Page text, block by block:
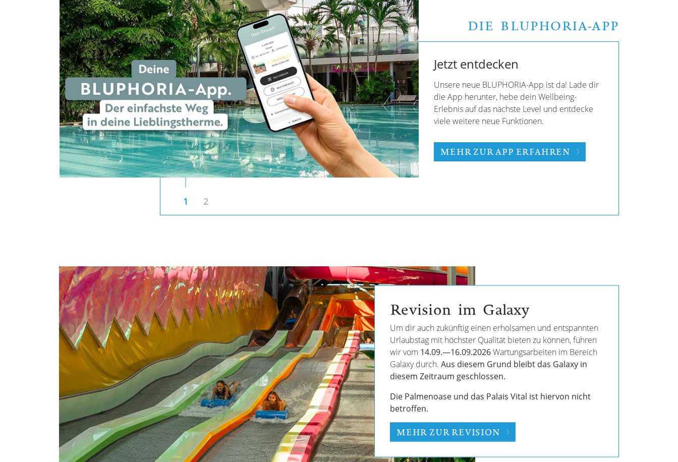
DIE BLUPHORIA-APP
1 2
MyBLUPHORIA Premium
Fühl dich entspannter, fokussierter und
energiegeladener – jederzeit und überall.
Mit MyBLUPHORIA Premium holst du dir
Wellbeing direkt in deinen Tag: Sounds,
mehr Balance und Leichtigkeit.
Teste 14 Tage kostenlos und entdecke, wie
MEHR ZU MYBLUPHORIA
Revision im Galaxy
Um dir auch zukünftig einen erholsamen und entspannten
Urlaubstag mit höchster Qualität bieten zu können, führen
wir vom 14.09.—16.09.2026Wartungsarbeiten im Bereich
Galaxy durch. Aus diesem Grund bleibt das Galaxy in
diesem Zeitraum geschlossen.
Die Palmenoase und das Palais Vital ist hiervon nicht
betroffen.
MEHR ZUR REVISION